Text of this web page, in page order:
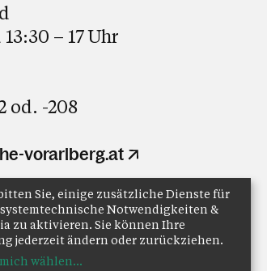
– 17 Uhr
od. -208
vorarlberg.at
Sie, einige zusätzliche Dienste für
Notwendigkeiten &
zu aktivieren. Sie können Ihre
jederzeit ändern oder zurückziehen.
wählen...